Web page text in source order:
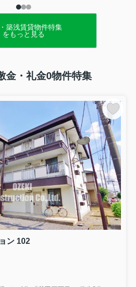
築浅賃貸物件特集
をもっと見る
金・礼金0物件特集
ン 102